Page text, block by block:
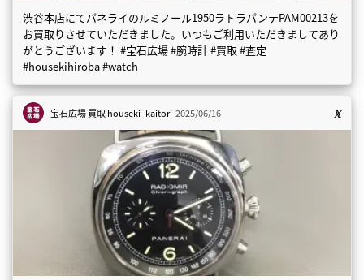
渋谷本店にてパネライのルミノール1950ラトラパンテPAM00213を
お買取りさせていただきました。いつもご利用いただきましてあり
がとうございます！ #宝石広場 #腕時計 #買取 #査定
#housekihiroba #watch
宝石広場 買取houseki_kaitori 2025/06/16